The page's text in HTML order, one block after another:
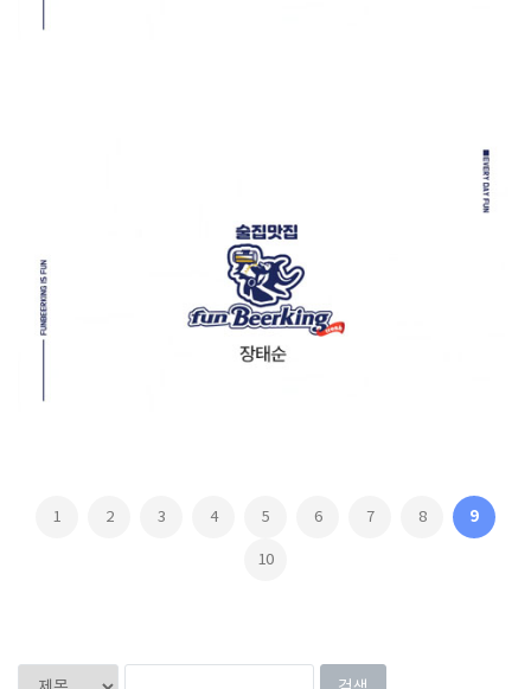
etc
[2020] 펀비어킹 / 교육 영상 제작 (장태순)
1 2 3 4 5 6 7 8 9
10